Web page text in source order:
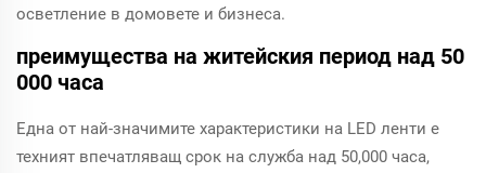
осветление в домовете и бизнеса.
преимущества на житейския период над 50
000 часа
Една от най-значимите характеристики на LED ленти е
техният впечатляващ срок на служба над 50,000 часа,